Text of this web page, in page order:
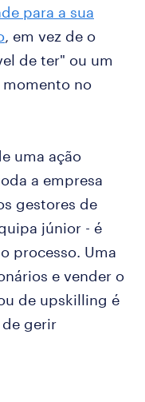
para a sua
, em vez de o
de ter" ou um
no
uma ação
a empresa
gestores de
júnior - é
processo. Uma
e vender o
de upskilling é
gerir